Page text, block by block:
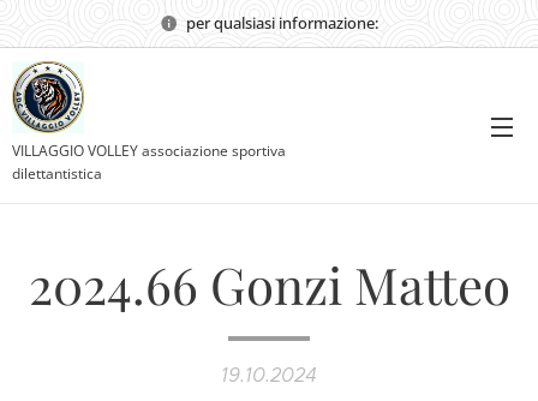
per qualsiasi informazione:
VILLAGGIO VOLLEY associazione sportiva
dilettantistica
2024.66 Gonzi Matteo
19.10.2024